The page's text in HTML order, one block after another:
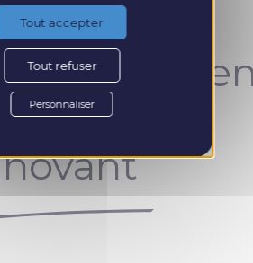
concept
et
Tout accepter
Tout refuser
Personnaliser